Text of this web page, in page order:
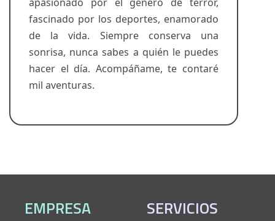
fascinado por los deportes, enamorado
de la vida. Siempre conserva una
sonrisa, nunca sabes a quién le puedes
hacer el día. Acompáñame, te contaré
mil aventuras.
EMPRESA SERVICIOS